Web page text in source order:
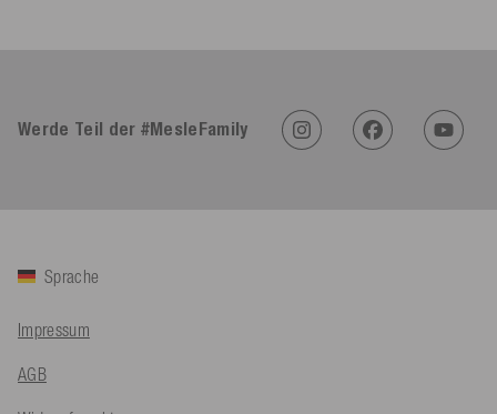
Werde Teil der #MesleFamily
Sprache
Impressum
AGB
Facebook
Köln, DE,